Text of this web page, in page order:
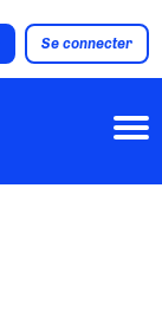
Se connecter